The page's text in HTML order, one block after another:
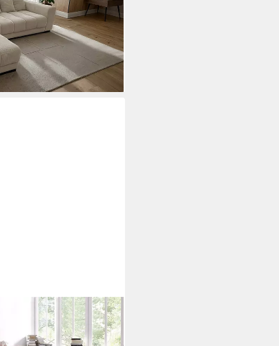
cm, mit viel Platz, U-
wahlweise mit